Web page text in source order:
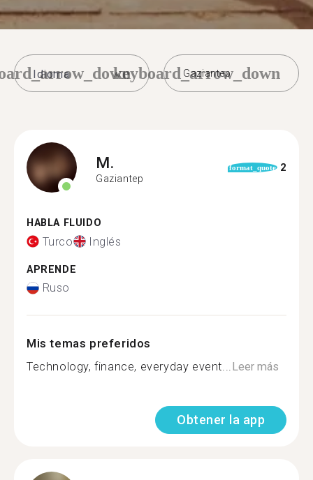
Gaziantep
keyboard_arrow_down
M.
Gaziantep
format_quote 2
HABLA FLUIDO
Turco Inglés
APRENDE
Ruso
Mis temas preferidos
Technology, finance, everyday event...Leer más
Obtener la app